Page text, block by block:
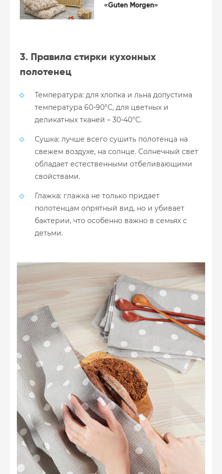
«Guten Morgen»
3. Правила стирки кухонных
полотенец
Температура: для хлопка и льна допустима
температура 60-90°C, для цветных и
деликатных тканей – 30-40°C.
Сушка: лучше всего сушить полотенца на
свежем воздухе, на солнце. Солнечный свет
обладает естественными отбеливающими
свойствами.
Глажка: глажка не только придает
полотенцам опрятный вид, но и убивает
бактерии, что особенно важно в семьях с
детьми.